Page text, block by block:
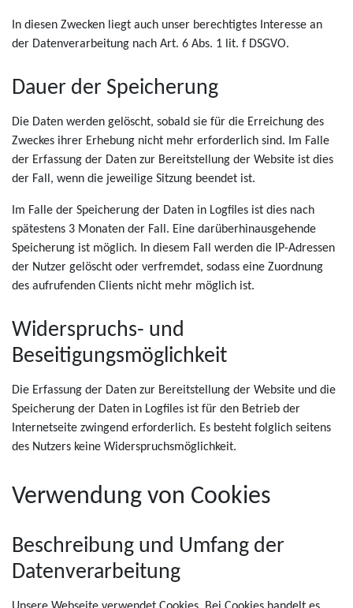
In diesen Zwecken liegt auch unser berechtigtes Interesse an
der Datenverarbeitung nach Art. 6 Abs. 1 lit. f DSGVO.
Dauer der Speicherung
Die Daten werden gelöscht, sobald sie für die Erreichung des
Zweckes ihrer Erhebung nicht mehr erforderlich sind. Im Falle
der Erfassung der Daten zur Bereitstellung der Website ist dies
der Fall, wenn die jeweilige Sitzung beendet ist.
Im Falle der Speicherung der Daten in Logfiles ist dies nach
spätestens 3 Monaten der Fall. Eine darüberhinausgehende
Speicherung ist möglich. In diesem Fall werden die IP-Adressen
der Nutzer gelöscht oder verfremdet, sodass eine Zuordnung
des aufrufenden Clients nicht mehr möglich ist.
Widerspruchs- und
Beseitigungsmöglichkeit
Die Erfassung der Daten zur Bereitstellung der Website und die
Speicherung der Daten in Logfiles ist für den Betrieb der
Internetseite zwingend erforderlich. Es besteht folglich seitens
des Nutzers keine Widerspruchsmöglichkeit.
Verwendung von Cookies
Beschreibung und Umfang der
Datenverarbeitung